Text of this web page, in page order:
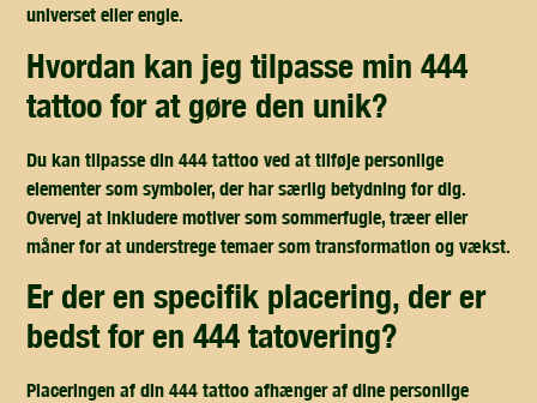
universet eller engle.
hvordan kan jeg tilpasse min 444
tattoo for at gøre den unik?
Du kan tilpasse din 444 tattoo ved at tilføje personlige
elementer som symboler, der har særlig betydning for dig.
Overvej at inkludere motiver som sommerfugle, træer eller
måner for at understrege temaer som transformation og vækst.
er der en specifik placering, der er
bedst for en 444 tatovering?
Placeringen af din 444 tattoo afhænger af dine personlige